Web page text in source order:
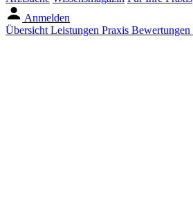
Anmelden
Übersicht Leistungen Praxis Bewertungen